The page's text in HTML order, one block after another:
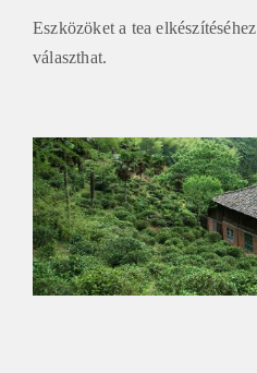
Eszközöket a tea elkészítéséhez
választhat.